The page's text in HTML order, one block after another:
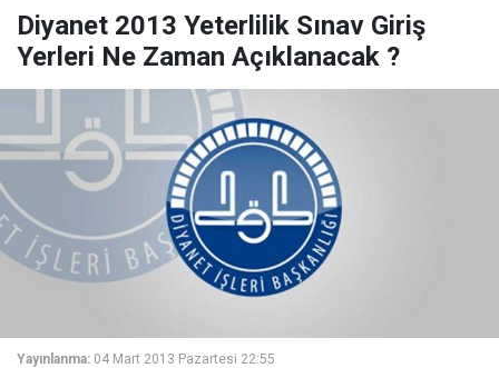
Diyanet 2013 Yeterlilik Sınav Giriş
Yerleri Ne Zaman Açıklanacak ?
Yayınlanma: 04 Mart 2013 Pazartesi 22:55